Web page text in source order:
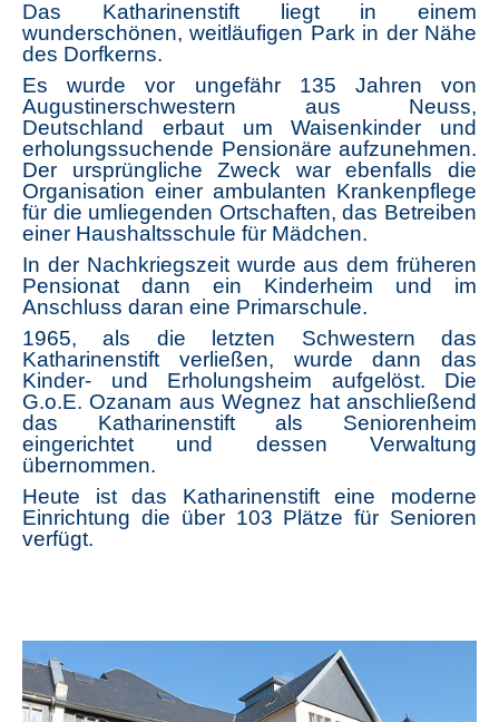
Das Katharinenstift liegt in einem
wunderschönen, weitläufigen Park in der Nähe
des Dorfkerns.
Es wurde vor ungefähr 135 Jahren von
Augustinerschwestern aus Neuss,
Deutschland erbaut um Waisenkinder und
erholungssuchende Pensionäre aufzunehmen.
Der ursprüngliche Zweck war ebenfalls die
Organisation einer ambulanten Krankenpflege
für die umliegenden Ortschaften, das Betreiben
einer Haushaltsschule für Mädchen.
In der Nachkriegszeit wurde aus dem früheren
Pensionat dann ein Kinderheim und im
Anschluss daran eine Primarschule.
1965, als die letzten Schwestern das
Katharinenstift verließen, wurde dann das
Kinder- und Erholungsheim aufgelöst. Die
G.o.E. Ozanam aus Wegnez hat anschließend
das Katharinenstift als Seniorenheim
eingerichtet und dessen Verwaltung
übernommen.
Heute ist das Katharinenstift eine moderne
Einrichtung die über 103 Plätze für Senioren
verfügt.